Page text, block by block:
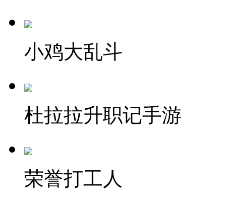
小鸡大乱斗
杜拉拉升职记手游
荣誉打工人